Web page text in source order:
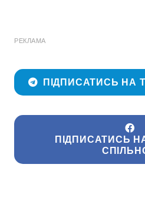
РЕКЛАМА
ПІДПИСАТИСЬ НА
ПІДПИСАТИСЬ НА